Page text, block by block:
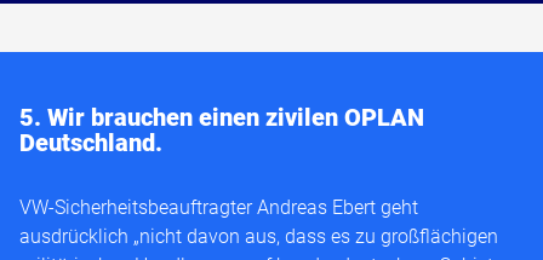
5. Wir brauchen einen zivilen OPLAN
Deutschland.
VW-Sicherheitsbeauftragter Andreas Ebert geht
ausdrücklich „nicht davon aus, dass es zu großflächigen